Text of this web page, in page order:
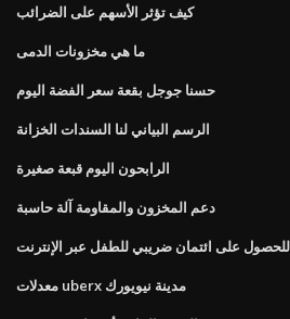
كيف تؤثر الأسهم على الضرائب
ما هي مخزونات الدمى
حسنا جوجل بقعة سعر الفضة اليوم
الرسم البياني لنا السندات الخزانة
الرابحون اليوم قبعة صغيرة
دعم المخزون والمقاومة آلة حاسبة
للحصول على ائتمان ضريبي للطفل عبر الإنترنت
معدلات uberx مدينة نيويورك